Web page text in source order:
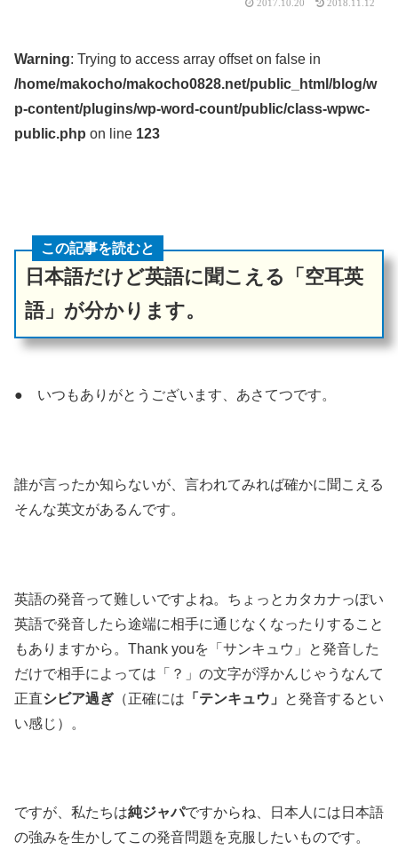
2017.10.20 2018.11.12
Warning: Trying to access array offset on false in
/home/makocho/makocho0828.net/public_html/blog/w
p-content/plugins/wp-word-count/public/class-wpwc-
public.php on line 123
この記事を読むと
日本語だけど英語に聞こえる「空耳英
語」が分かります。
● いつもありがとうございます、あさてつです。
誰が言ったか知らないが、言われてみれば確かに聞こえる
そんな英文があるんです。
英語の発音って難しいですよね。ちょっとカタカナっぽい
英語で発音したら途端に相手に通じなくなったりすること
もありますから。Thank youを「サンキュウ」と発音した
だけで相手によっては「？」の文字が浮かんじゃうなんて
正直シビア過ぎ （正確には 「テンキュウ」
と発音するとい
い感じ）。
ですが、私たちは純ジャパですからね、日本人には日本語
の強みを生かしてこの発音問題を克服したいものです。